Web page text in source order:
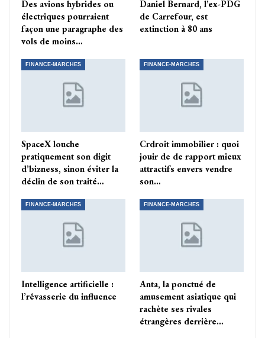
Des avions hybrides ou
électriques pourraient
façon une paragraphe des
vols de moins…
Daniel Bernard, l’ex-PDG
de Carrefour, est
extinction à 80 ans
FINANCE-MARCHES
SpaceX louche
pratiquement son digit
d’bizness, sinon éviter la
déclin de son traité…
FINANCE-MARCHES
Crdroit immobilier : quoi
jouir de de rapport mieux
attractifs envers vendre
son…
FINANCE-MARCHES
Intelligence artificielle :
l’rêvasserie du influence
FINANCE-MARCHES
Anta, la ponctué de
amusement asiatique qui
rachète ses rivales
étrangères derrière…